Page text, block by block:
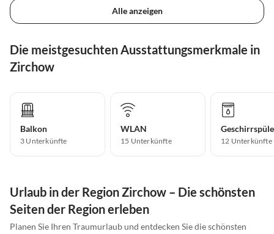
Alle anzeigen
Die meistgesuchten Ausstattungsmerkmale in
Zirchow
Balkon
3 Unterkünfte
WLAN
15 Unterkünfte 12 Unterkünfte
Urlaub in der Region Zirchow – Die schönsten
Seiten der Region erleben
Planen Sie Ihren Traumurlaub und entdecken Sie die schönsten